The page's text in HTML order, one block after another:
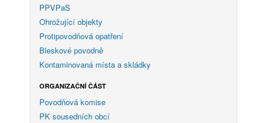
PPVPaS
Ohrožující objekty
Protipovodňová opatření
Bleskové povodně
Kontaminovaná místa a skládky
ORGANIZAČNÍ ČÁST
Povodňová komise
PK sousedních obcí